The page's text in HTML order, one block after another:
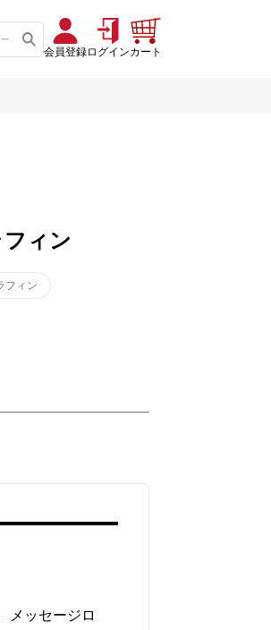
会員登録ログインカート
ィン
フィン
メッセージロ